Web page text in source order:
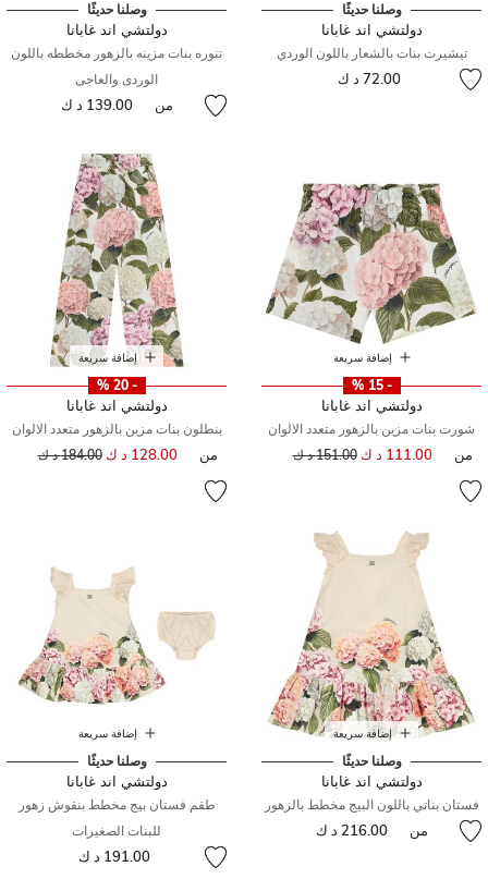
وصلنا حديثًا
دولتشي اند غابانا
تيشيرت بنات بالشعار باللون الوردي
72.00 د ك
وصلنا حديثًا
دولتشي اند غابانا
تنوره بنات مزينه بالزهور مخططه باللون
الوردى والعاجى
من 139.00 د ك
إضافة سريعة
- 15 %
دولتشي اند غابانا
شورت بنات مزين بالزهور متعدد الالوان
من 111.00 د ك سعر مخفض من
151.00 د ك
إضافة سريعة
- 20 %
دولتشي اند غابانا
بنطلون بنات مزين بالزهور متعدد الالوان
من 128.00 د ك سعر مخفض من
184.00 د ك إلى
إضافة سريعة
وصلنا حديثًا
دولتشي اند غابانا
فستان بناتي باللون البيج مخطط بالزهور
من 216.00 د ك
إضافة سريعة
وصلنا حديثًا
دولتشي اند غابانا
طقم فستان بيج مخطط بنقوش زهور
للبنات الصغيرات
191.00 د ك